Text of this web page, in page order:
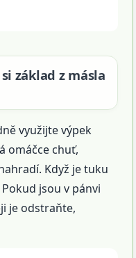
základ z másla
využijte výpek
omáčce chuť,
Když je tuku
jsou v pánvi
je odstraňte,